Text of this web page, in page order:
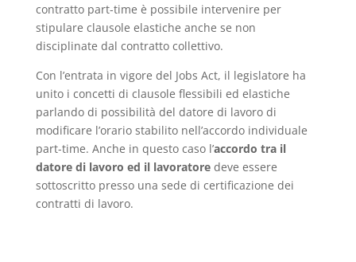
contratto part-time è possibile intervenire per
stipulare clausole elastiche anche se non
disciplinate dal contratto collettivo.
Con l’entrata in vigore del Jobs Act, il legislatore ha
unito i concetti di clausole flessibili ed elastiche
parlando di possibilità del datore di lavoro di
modificare l’orario stabilito nell’accordo individuale
part-time. Anche in questo caso l’accordo tra il
datore di lavoro ed il lavoratoredeve essere
sottoscritto presso una sede di certificazione dei
contratti di lavoro.